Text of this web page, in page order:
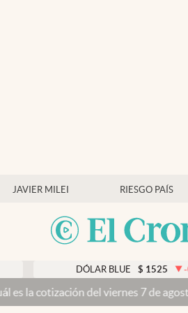
JAVIER MILEI RIESGO PAÍS
DÓLAR BLUE $ 1525 -0.33%
del viernes 7 de agosto minuto a